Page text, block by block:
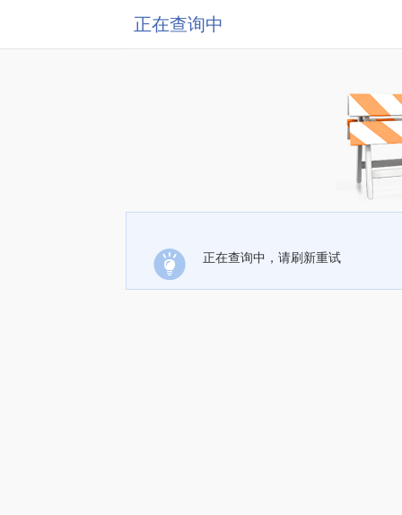
正在查询中
正在查询中，请刷新重试